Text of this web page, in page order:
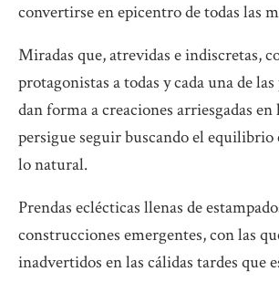
convertirse en epicentro de todas las
Miradas que, atrevidas e indiscretas,
protagonistas a todas y cada una de
dan forma a creaciones arriesgadas en
persigue seguir buscando el equilibrio
lo natural.
Prendas eclécticas llenas de
construcciones emergentes, con las
inadvertidos en las cálidas tardes que